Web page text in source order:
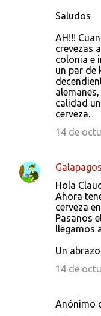
Saludos
AH!!!
crevezas
colonia e
un par de
calidad
cerveza.
14 de
Galapagos
Hola
Ahora
cerveza
Pasanos
llegamos
Un
14 de
Anónimo